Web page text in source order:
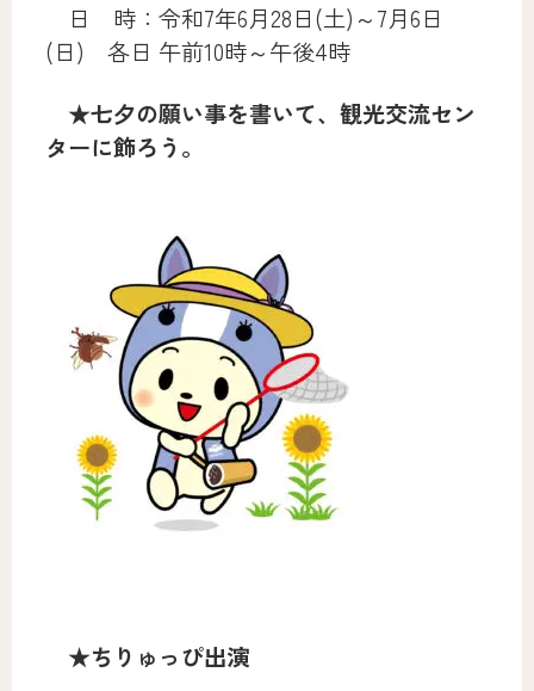
日 時：令和7年6月28日(土)～7月6日
(日) 各日 午前10時～午後4時
★七夕の願い事を書いて、観光交流セン
ターに飾ろう。
★ちりゅっぴ出演